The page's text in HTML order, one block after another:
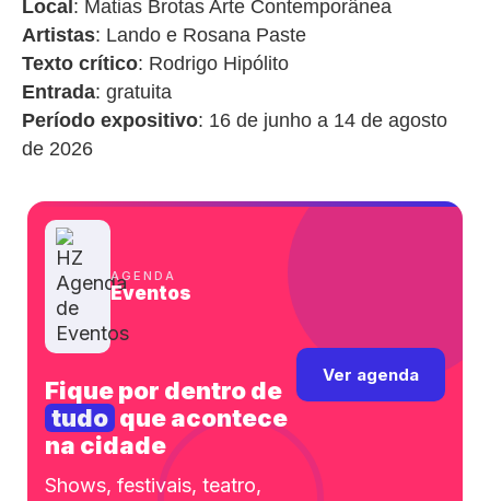
Local : Matias Brotas Arte Contemporânea
Artistas: Lando e Rosana Paste
Texto crítico: Rodrigo Hipólito
Entrada: gratuita
Período expositivo: 16 de junho a 14 de agosto
de 2026
AGENDA
Eventos
Fique por dentro de
tudo que acontece
na cidade
Shows, festivais, teatro,
Ver agenda